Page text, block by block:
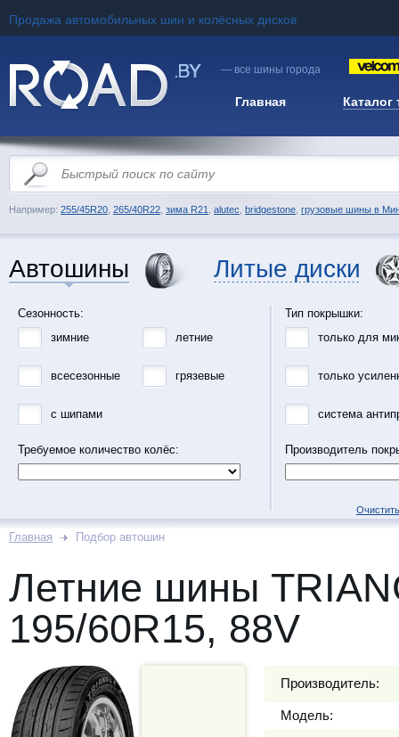
Продажа автомобильных шин и колёсных дисков
— все шины города
Главная Каталог
Например: 255/45R20 265/40R22 зима R21 alutec bridgestone грузовые шины в
Автошины Литые диски
Сезонность:
зимние
летние
всесезонные грязевые
с шипами
Требуемое количество колёс:
Тип покрышки:
только для
только
система
Производитель
Главная Подбор автошин
Летние шины
195/60R15, 88V
Производитель:
Модель: